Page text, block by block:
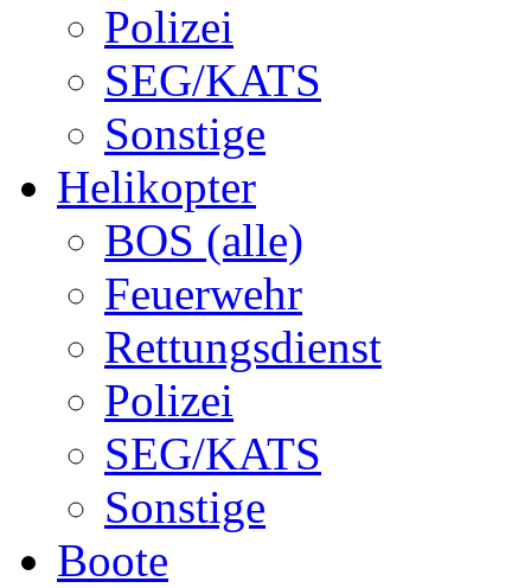
Polizei
SEG/KATS
Sonstige
Helikopter
BOS (alle)
Feuerwehr
Rettungsdienst
Polizei
SEG/KATS
Sonstige
Boote